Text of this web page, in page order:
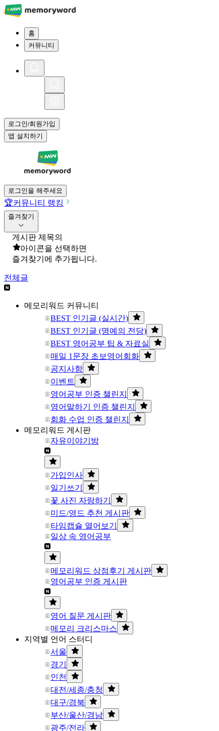
홈
커뮤니티
로그인/회원가입
앱 설치하기
로그인을 해주세요
🏆커뮤니티 랭킹
즐겨찾기
게시판 제목의
아이콘을 선택하면
즐겨찾기에 추가됩니다.
전체글
메모리워드 커뮤니티
BEST 인기글 (실시간)
BEST 인기글 (명예의 전당)
BEST 영어공부 팁 & 자료실
매일 1문장 초보영어회화
공지사항
이벤트
영어공부 인증 챌린지
영어말하기 인증 챌린지
회화 수업 인증 챌린지
메모리워드 게시판
자유이야기방
가입인사
일기쓰기
꽃 사진 자랑하기
미드/영드 추천 게시판
타임캡슐 열어보기
일상 속 영어공부
메모리워드 상점후기 게시판
영어공부 인증 게시판
영어 질문 게시판
메모리 크리스마스
지역별 언어 스터디
서울
경기
인천
대전/세종/충청
대구/경북
부산/울산/경남
광주/전라